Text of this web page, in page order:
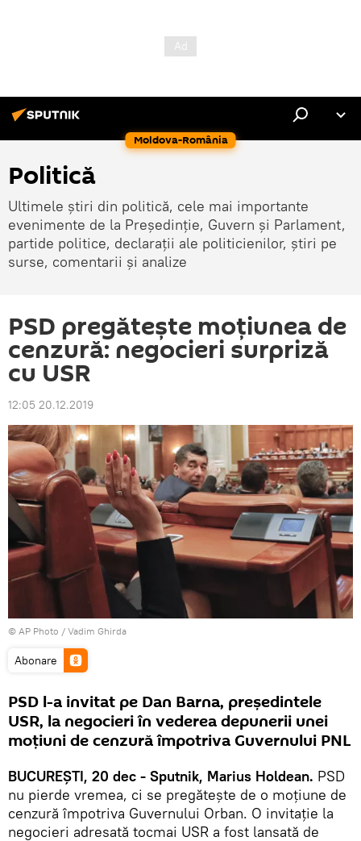
Moldova-România
Politică
Ultimele știri din politică, cele mai importante
evenimente de la Președinție, Guvern și Parlament,
partide politice, declarații ale politicienilor, știri pe
surse, comentarii și analize
PSD pregătește moțiunea de
cenzură: negocieri surpriză
cu USR
12:05 20.12.2019
© AP Photo / Vadim Ghirda
Abonare
PSD l-a invitat pe Dan Barna, președintele
USR, la negocieri în vederea depunerii unei
moțiuni de cenzură împotriva Guvernului PNL
BUCUREȘTI, 20 dec - Sputnik, Marius Holdean. PSD
nu pierde vremea, ci se pregătește de o moțiune de
cenzură împotriva Guvernului Orban. O invitație la
negocieri adresată tocmai USR a fost lansată de